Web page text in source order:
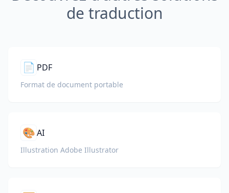
de traduction
📄 PDF
Format de document portable
🎨AI
Illustration Adobe Illustrator